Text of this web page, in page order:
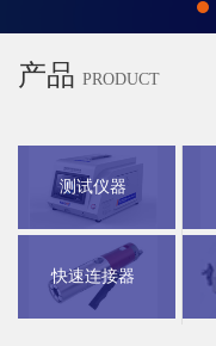
产品 PRODUCT
测试仪器
快速连接器